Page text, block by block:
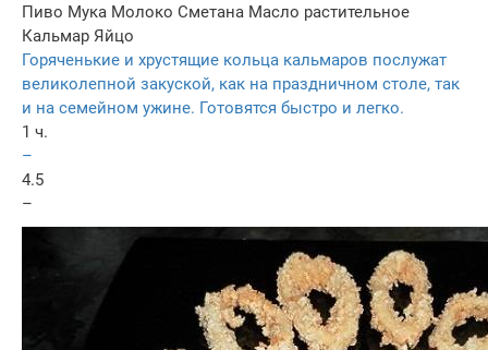
Пиво Мука Молоко Сметана Масло растительное
Кальмар Яйцо
Горяченькие и хрустящие кольца кальмаров послужат
великолепной закуской, как на праздничном столе, так
и на семейном ужине. Готовятся быстро и легко.
1 ч.
–
4.5
–